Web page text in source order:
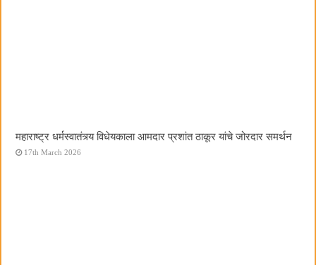
महाराष्ट्र धर्मस्वातंत्र्य विधेयकाला आमदार प्रशांत ठाकूर यांचे जोरदार समर्थन
17th March 2026